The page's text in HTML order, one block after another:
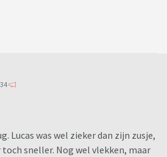
Lucas was wel zieker dan zijn zusje,
sneller. Nog wel vlekken, maar